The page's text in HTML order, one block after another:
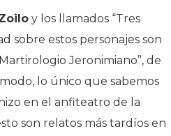
y los llamados “Tres
sobre estos personajes son
Jeronimiano”, de
lo único que sabemos
en el anfiteatro de la
son relatos más tardíos en